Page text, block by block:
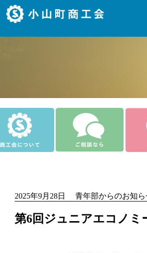
2025年9月28日 青年部からのお知ら
第6回ジュニアエコノ